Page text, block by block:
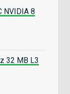
NVIDIA 8
32 MB L3